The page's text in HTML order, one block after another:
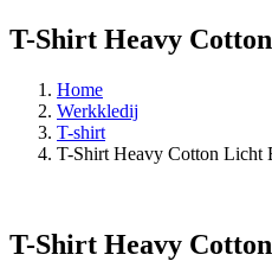
T-Shirt Heavy
Home
Werkkledij
T-shirt
T-Shirt Heavy Cotton Licht
T-Shirt Heavy